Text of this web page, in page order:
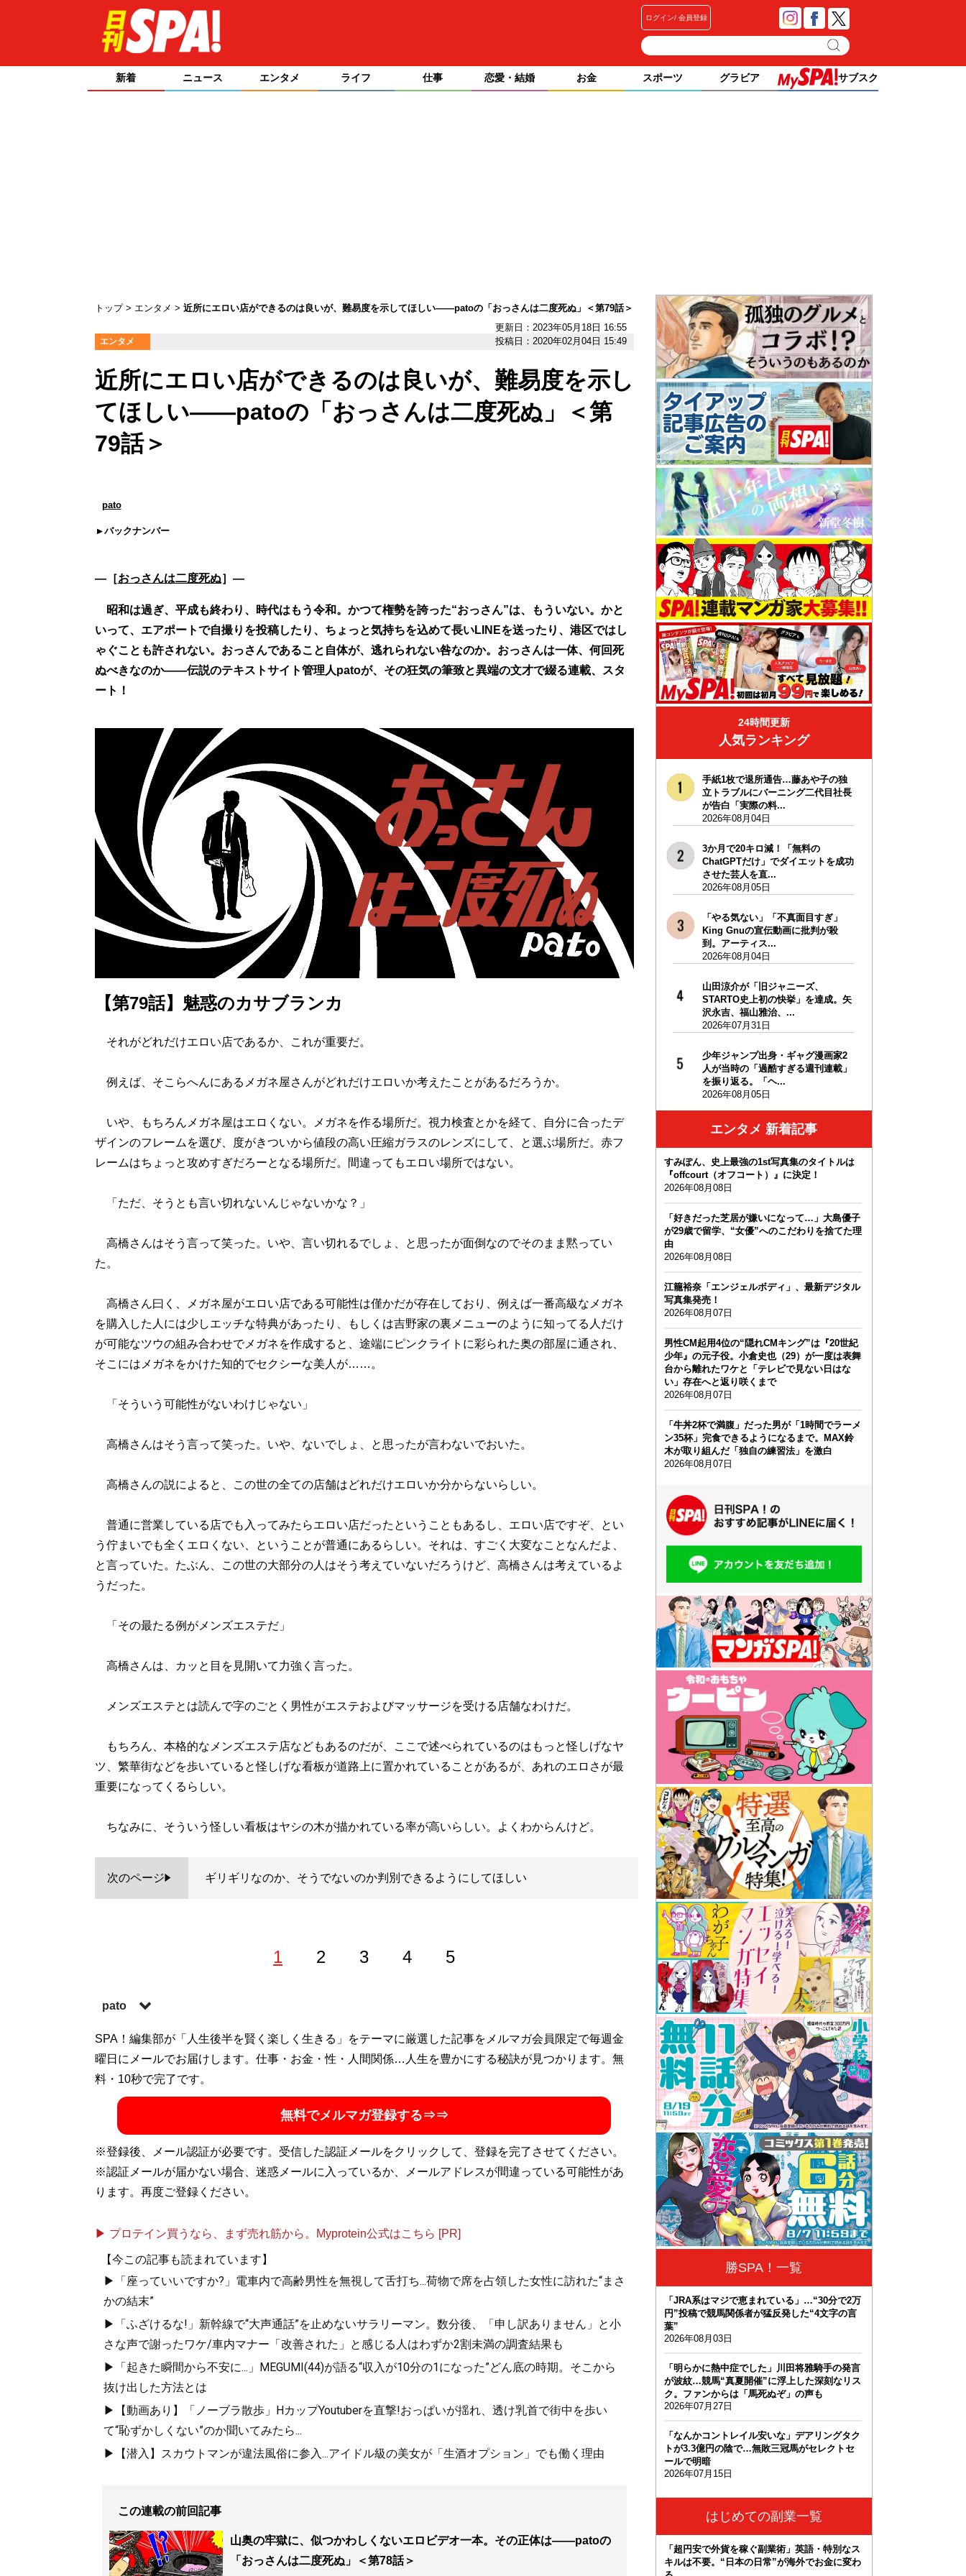
ログイン 会員登録
新着 ニュース エンタメ ライフ 仕事 恋愛・結婚 お金 スポーツ グラビア サブスク
トップ エンタメ
近所にエロい店ができるのは良いが、難易度を示してほしい――patoの「おっさんは二度死ぬ」＜第79話＞
更新日：2023年05月18日 16:55
エンタメ 投稿日：2020年02月04日 15:49
近所にエロい店ができるのは良いが、難易度を示し
てほしい――patoの「おっさんは二度死ぬ」＜第
79話＞
pato
バックナンバー
―［おっさんは二度死ぬ］―
昭和は過ぎ、平成も終わり、時代はもう令和。かつて権勢を誇った“おっさん”は、もういない。かと
いって、エアポートで自撮りを投稿したり、ちょっと気持ちを込めて長いLINEを送ったり、港区ではし
ゃぐことも許されない。おっさんであること自体が、逃れられない咎なのか。おっさんは一体、何回死
ぬべきなのか――伝説のテキストサイト管理人patoが、その狂気の筆致と異端の文才で綴る連載、スタ
ート！
【第79話】魅惑のカサブランカ
それがどれだけエロい店であるか、これが重要だ。
例えば、そこらへんにあるメガネ屋さんがどれだけエロいか考えたことがあるだろうか。
いや、もちろんメガネ屋はエロくない。メガネを作る場所だ。視力検査とかを経て、自分に合ったデ
ザインのフレームを選び、度がきついから値段の高い圧縮ガラスのレンズにして、と選ぶ場所だ。赤フ
レームはちょっと攻めすぎだろーとなる場所だ。間違ってもエロい場所ではない。
「ただ、そうとも言い切れないんじゃないかな？」
高橋さんはそう言って笑った。いや、言い切れるでしょ、と思ったが面倒なのでそのまま黙ってい
た。
高橋さん曰く、メガネ屋がエロい店である可能性は僅かだが存在しており、例えば一番高級なメガネ
を購入した人には少しエッチな特典があったり、もしくは吉野家の裏メニューのように知ってる人だけ
が可能なツウの組み合わせでメガネを作成すると、途端にピンクライトに彩られた奥の部屋に通され、
そこにはメガネをかけた知的でセクシーな美人が……。
「そういう可能性がないわけじゃない」
高橋さんはそう言って笑った。いや、ないでしょ、と思ったが言わないでおいた。
高橋さんの説によると、この世の全ての店舗はどれだけエロいか分からないらしい。
普通に営業している店でも入ってみたらエロい店だったということもあるし、エロい店ですぞ、とい
う佇まいでも全くエロくない、ということが普通にあるらしい。それは、すごく大変なことなんだよ、
と言っていた。たぶん、この世の大部分の人はそう考えていないだろうけど、高橋さんは考えているよ
うだった。
「その最たる例がメンズエステだ」
高橋さんは、カッと目を見開いて力強く言った。
メンズエステとは読んで字のごとく男性がエステおよびマッサージを受ける店舗なわけだ。
もちろん、本格的なメンズエステ店などもあるのだが、ここで述べられているのはもっと怪しげなヤ
ツ、繁華街などを歩いていると怪しげな看板が道路上に置かれていることがあるが、あれのエロさが最
重要になってくるらしい。
ちなみに、そういう怪しい看板はヤシの木が描かれている率が高いらしい。よくわからんけど。
次のページ ギリギリなのか、そうでないのか判別できるようにしてほしい
1 2 3 4 5
pato
テキストサイト管理人。初代管理サイト「Numeri」で発表した悪質業者や援助交際女子高生と対峙する
「対決シリーズ」が話題となり、以降さまざまな媒体に寄稿。発表する記事のほとんどで伝説的バズを
生み出す。本連載と同名の処女作「
章術を綴った「文章で伝えるときにいちばん大切なものは、感情である 読みたくなる文章の書き方29
の掟（アスコム）」が発売。twitter（@pato_numeri）
『 pato「おっさんは二度死ぬ」
“全てのおっさんは、いつか二度死ぬ。それは避けようのないことだ"――
記事一覧へ
SPA！編集部が「人生後半を賢く楽しく生きる」をテーマに厳選した記事をメルマガ会員限定で毎週金
曜日にメールでお届けします。仕事・お金・性・人間関係…人生を豊かにする秘訣が見つかります。無
料・10秒で完了です。
無料でメルマガ登録する⇒⇒
※登録後、メール認証が必要です。受信した認証メールをクリックして、登録を完了させてください。
※認証メールが届かない場合、迷惑メールに入っているか、メールアドレスが間違っている可能性があ
ります。再度ご登録ください。
▶ プロテイン買うなら、まず売れ筋から。Myprotein公式はこちら [PR]
【今この記事も読まれています】
▶「座っていいですか?」電車内で高齢男性を無視して舌打ち...荷物で席を占領した女性に訪れた“まさ
かの結末”
▶「ふざけるな!」新幹線で“大声通話”を止めないサラリーマン。数分後、「申し訳ありません」と小
さな声で謝ったワケ/車内マナー「改善された」と感じる人はわずか2割未満の調査結果も
▶「起きた瞬間から不安に...」MEGUMI(44)が語る“収入が10分の1になった”どん底の時期。そこから
抜け出した方法とは
▶【動画あり】「ノーブラ散歩」HカップYoutuberを直撃!おっぱいが揺れ、透け乳首で街中を歩い
て“恥ずかしくない”のか聞いてみたら...
▶【潜入】スカウトマンが違法風俗に参入...アイドル級の美女が「生酒オプション」でも働く理由
この連載の前回記事
山奥の牢獄に、似つかわしくないエロビデオ一本。その正体は――patoの
「おっさんは二度死ぬ」＜第78話＞
24時間更新
人気ランキング
手紙1枚で退所通告…藤あや子の独
立トラブルにバーニング二代目社長
が告白「実際の料...
2026年08月04日
3か月で20キロ減！「無料の
ChatGPTだけ」でダイエットを成功
させた芸人を直...
2026年08月05日
「やる気ない」「不真面目すぎ」
King Gnuの宣伝動画に批判が殺
到。アーティス...
2026年08月04日
山田涼介が「旧ジャニーズ、
STARTO史上初の快挙」を達成。矢
沢永吉、福山雅治、...
2026年07月31日
少年ジャンプ出身・ギャグ漫画家2
人が当時の「過酷すぎる週刊連載」
を振り返る。「ヘ...
2026年08月05日
エンタメ 新着記事
すみぽん、史上最強の1st写真集のタイトルは
『offcourt（オフコート）』に決定！
2026年08月08日
「好きだった芝居が嫌いになって…」大島優子
が29歳で留学、“女優”へのこだわりを捨てた理
由
2026年08月08日
江籠裕奈「エンジェルボディ」、最新デジタル
写真集発売！
2026年08月07日
男性CM起用4位の“隠れCMキング”は『20世紀
少年』の元子役。小倉史也（29）が一度は表舞
台から離れたワケと「テレビで見ない日はな
い」存在へと返り咲くまで
2026年08月07日
「牛丼2杯で満腹」だった男が「1時間でラーメ
ン35杯」完食できるようになるまで。MAX鈴
木が取り組んだ「独自の練習法」を激白
2026年08月07日
勝SPA！一覧
「JRA系はマジで恵まれている」…“30分で2万
円”投稿で競馬関係者が猛反発した“4文字の言
葉”
2026年08月03日
「明らかに熱中症でした」川田将雅騎手の発言
が波紋…競馬“真夏開催”に浮上した深刻なリス
ク。ファンからは「馬死ぬぞ」の声も
2026年07月27日
「なんかコントレイル安いな」デアリングタク
トが3.3億円の陰で…無敗三冠馬がセレクトセ
ールで明暗
2026年07月15日
はじめての副業一覧
「超円安で外貨を稼ぐ副業術」英語・特別なス
キルは不要。“日本の日常”が海外でお金に変わ